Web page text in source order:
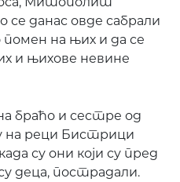
се данас овде сабрали
на њих и да се
и њихове невине
браћо и сестре од
на реци Бистрици
су они који су пред
деца, пострадали.